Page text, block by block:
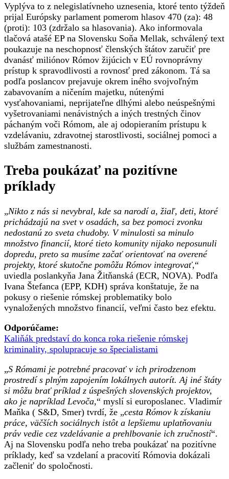
Vyplýva to z nelegislatívneho uznesenia, ktoré tento týždeň
prijal Európsky parlament pomerom hlasov 470 (za): 48
(proti): 103 (zdržalo sa hlasovania). Ako informovala
tlačová atašé EP na Slovensku Soňa Mellak, schválený text
poukazuje na neschopnosť členských štátov zaručiť pre
dvanásť miliónov Rómov žijúcich v EÚ rovnoprávny
prístup k spravodlivosti a rovnosť pred zákonom. Tá sa
podľa poslancov prejavuje okrem iného svojvoľným
zabavovaním a ničením majetku, nútenými
vysťahovaniami, neprijateľne dlhými alebo neúspešnými
vyšetrovaniami nenávistných a iných trestných činov
páchaným voči Rómom, ale aj odopieraním prístupu k
vzdelávaniu, zdravotnej starostlivosti, sociálnej pomoci a
službám zamestnanosti.
Treba poukázať na pozitívne
príklady
„Nikto z nás si nevybral, kde sa narodí a, žiaľ, deti, ktoré
prichádzajú na svet v osadách, sa bez pomoci zvonku
nedostanú zo sveta chudoby. V minulosti sa minulo
množstvo financií, ktoré tieto komunity nijako neposunuli
dopredu, preto sa musíme začať orientovať na overené
projekty, ktoré skutočne pomôžu Rómov integrovať,“
uviedla poslankyňa Jana Žitňanská (ECR, NOVA). Podľa
Ivana Štefanca (EPP, KDH) správa konštatuje, že na
pokusy o riešenie rómskej problematiky bolo
vynaložených množstvo financií, veľmi často bez efektu.
Odporúčame:
Kaliňák predstaví do konca roka riešenie rómskej
kriminality, spolupracuje so špecialistami
„S Rómami je potrebné pracovať v ich prirodzenom
prostredí s plným zapojením lokálnych autorít. Aj iné štáty
si môžu brať príklad z úspešných slovenských projektov,
ako je napríklad Levoča,“ myslí si europoslanec. Vladimír
Maňka ( S&D, Smer) tvrdí, že „cesta Rómov k získaniu
práce, väčších sociálnych istôt a lepšiemu uplatňovaniu
práv vedie cez vzdelávanie a prehlbovanie ich zručností“.
Aj na Slovensku podľa neho treba poukázať na pozitívne
príklady, keď sa vzdelaní a pracovití Rómovia dokázali
začleniť do spoločnosti.